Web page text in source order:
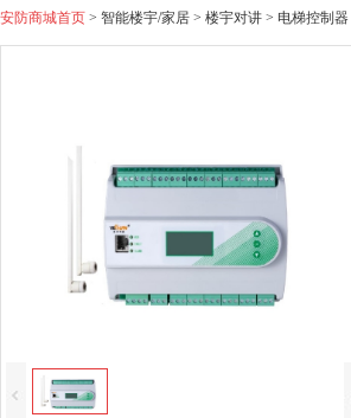
安防商城首页 > 智能楼宇/家居 > 楼宇对讲 > 电梯控制器